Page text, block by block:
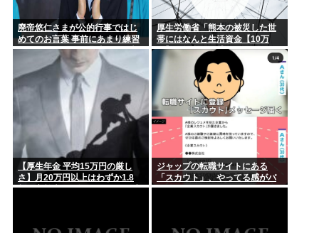
廃帝悠仁さまが公的行事ではじ
めてのお言葉 事前にあまり練習
してないっぽい。滑舌悪いし大
厚生労働省「熊本の被災した世
帯にはなんと生活資金【10万
円】を無利子で貸してあげま
す」
【厚生年金 平均15万円の厳し
さ】月20万円以上はわずか1.8
割、高齢夫婦は毎月4.2万円の赤
ジャップの転職サイトにある
「スカウト」、やってる感がバ
レ始めるwww